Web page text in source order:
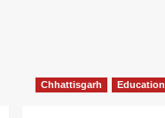
Chhattisgarh Education